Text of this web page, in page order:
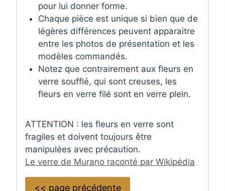
pour lui donner forme.
Chaque pièce est unique si bien que de
légères différences peuvent apparaitre
entre les photos de présentation et les
modèles commandés.
Notez que contrairement aux fleurs en
verre soufflé, qui sont creuses, les
fleurs en verre filé sont en verre plein.
ATTENTION : les fleurs en verre sont
fragiles et doivent toujours être
manipulées avec précaution.
Le verre de Murano raconté par Wikipédia
<< page précédente